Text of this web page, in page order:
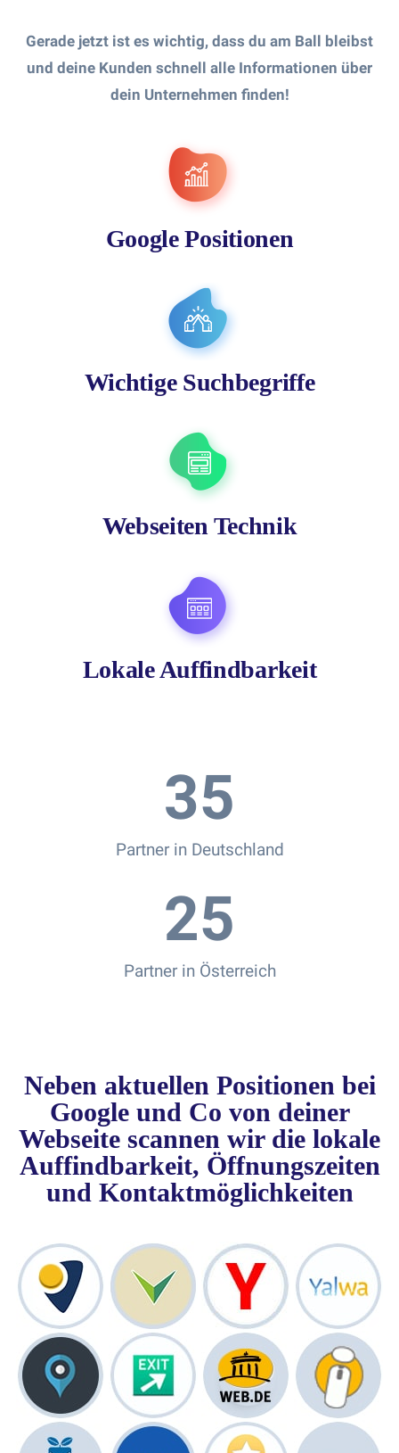
Gerade jetzt ist es wichtig, dass du am Ball bleibst
und deine Kunden schnell alle Informationen über
dein Unternehmen finden!
Google Positionen
Wichtige Suchbegriffe
Webseiten Technik
Lokale Auffindbarkeit
35
Partner in Deutschland
25
Partner in Österreich
Neben aktuellen Positionen bei
Google und Co von deiner
Webseite scannen wir die lokale
Auffindbarkeit, Öffnungszeiten
und Kontaktmöglichkeiten